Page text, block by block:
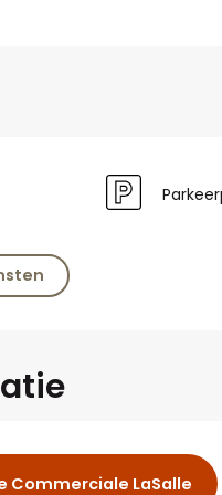
Commerciale LaSalle